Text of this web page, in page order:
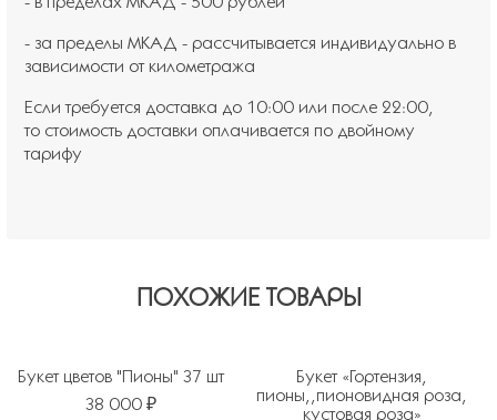
- за пределы МКАД - рассчитывается индивидуально в
зависимости от километража
Если требуется доставка до 10:00 или после 22:00,
то стоимость доставки оплачивается по двойному
тарифу
ПОХОЖИЕ ТОВАРЫ
Букет цветов "Пионы" 37 шт
38 000 ₽
Букет «Гортензия,
пионы,,пионовидная роза,
кустовая роза»